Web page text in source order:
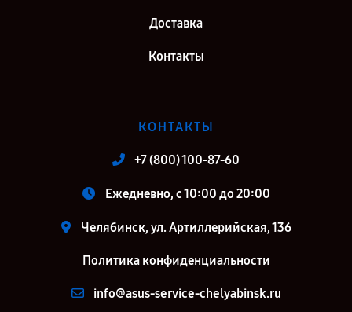
Доставка
Контакты
КОНТАКТЫ
+7 (800) 100-87-60
Ежедневно, с 10:00 до 20:00
Челябинск, ул. Артиллерийская, 136
Политика конфиденциальности
info@asus-service-chelyabinsk.ru